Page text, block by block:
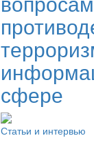
сфере
Статьи и интервью